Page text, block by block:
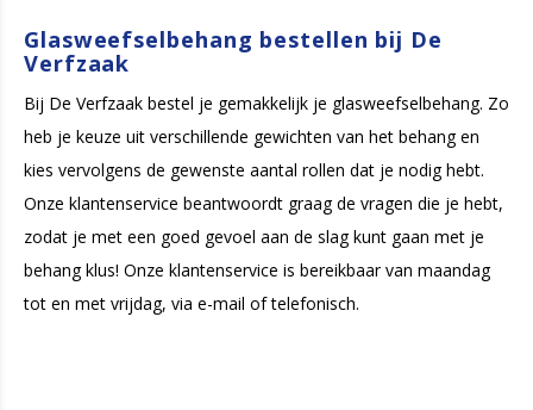
Glasweefselbehang bestellen bij De
Verfzaak
Bij De Verfzaak bestel je gemakkelijk je glasweefselbehang. Zo
heb je keuze uit verschillende gewichten van het behang en
kies vervolgens de gewenste aantal rollen dat je nodig hebt.
Onze klantenservice beantwoordt graag de vragen die je hebt,
zodat je met een goed gevoel aan de slag kunt gaan met je
behang klus! Onze klantenservice is bereikbaar van maandag
tot en met vrijdag, via e-mail of telefonisch.